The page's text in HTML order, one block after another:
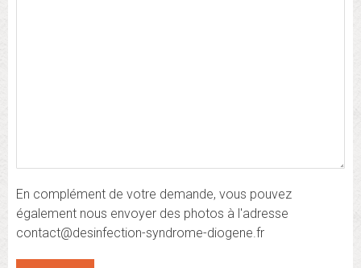
En complément de votre demande, vous pouvez
également nous envoyer des photos à l'adresse
contact@desinfection-syndrome-diogene.fr